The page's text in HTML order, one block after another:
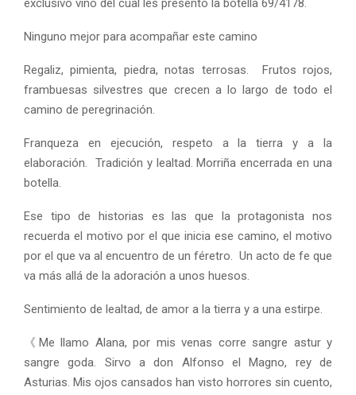
exclusivo vino del cual les presento la botella 69/4178.
Ninguno mejor para acompañar este camino
Regaliz, pimienta, piedra, notas terrosas. Frutos rojos,
frambuesas silvestres que crecen a lo largo de todo el
camino de peregrinación.
Franqueza en ejecución, respeto a la tierra y a la
elaboración. Tradición y lealtad. Morriña encerrada en una
botella.
Ese tipo de historias es las que la protagonista nos
recuerda el motivo por el que inicia ese camino, el motivo
por el que va al encuentro de un féretro. Un acto de fe que
va más allá de la adoración a unos huesos.
Sentimiento de lealtad, de amor a la tierra y a una estirpe.
《Me llamo Alana, por mis venas corre sangre astur y
sangre goda. Sirvo a don Alfonso el Magno, rey de
Asturias. Mis ojos cansados han visto horrores sin cuento,